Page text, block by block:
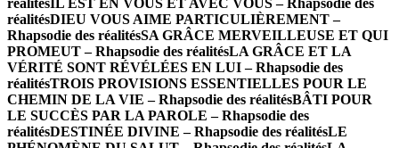
réalitésIL EST EN VOUS ET AVEC VOUS – Rhapsodie des
réalitésDIEU VOUS AIME PARTICULIÈREMENT –
Rhapsodie des réalitésSA GRÂCE MERVEILLEUSE ET QUI
PROMEUT – Rhapsodie des réalitésLA GRÂCE ET LA
VÉRITÉ SONT RÉVÉLÉES EN LUI – Rhapsodie des
réalitésTROIS PROVISIONS ESSENTIELLES POUR LE
CHEMIN DE LA VIE – Rhapsodie des réalitésBÂTI POUR
LE SUCCÈS PAR LA PAROLE – Rhapsodie des
réalitésDESTINÉE DIVINE – Rhapsodie des réalitésLE